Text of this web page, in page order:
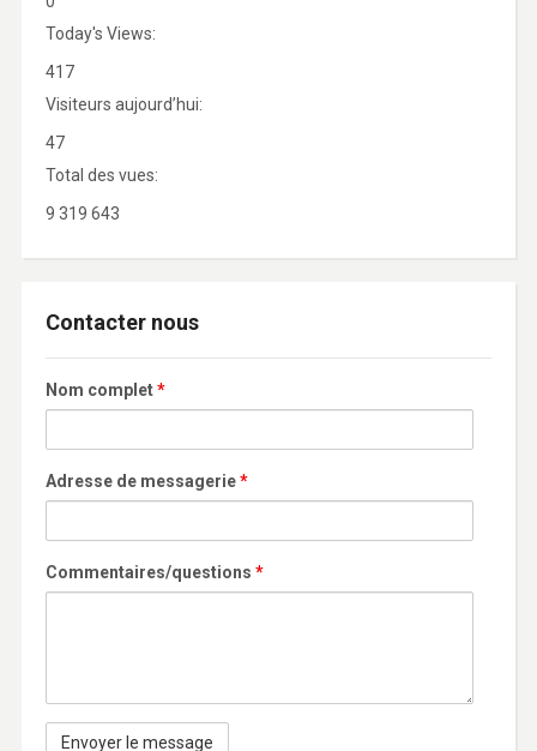
Today's Views:
417
Visiteurs aujourd’hui:
47
Total des vues:
9 319 643
Contacter nous
Nom complet*
Adresse de messagerie*
Commentaires/questions *